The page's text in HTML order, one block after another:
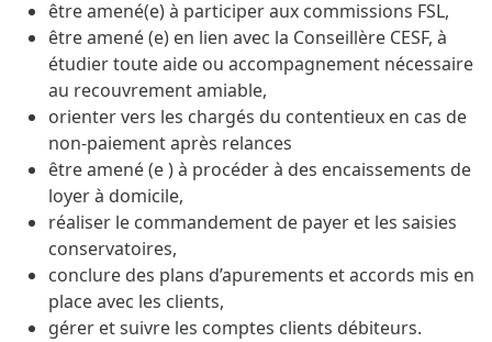
être amené(e) à participer aux commissions FSL,
être amené (e) en lien avec la Conseillère CESF, à
étudier toute aide ou accompagnement nécessaire
au recouvrement amiable,
orienter vers les chargés du contentieux en cas de
non-paiement après relances
être amené (e ) à procéder à des encaissements de
loyer à domicile,
réaliser le commandement de payer et les saisies
conservatoires,
conclure des plans d’apurements et accords mis en
place avec les clients,
gérer et suivre les comptes clients débiteurs.